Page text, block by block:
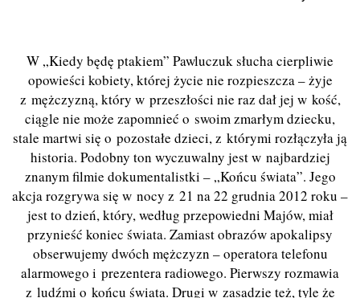
W „Kiedy będę ptakiem” Pawluczuk słucha cierpliwie
opowieści kobiety, której życie nie rozpieszcza – żyje
z mężczyzną, który w przeszłości nie raz dał jej w kość,
ciągle nie może zapomnieć o swoim zmarłym dziecku,
stale martwi się o pozostałe dzieci, z którymi rozłączyła ją
historia. Podobny ton wyczuwalny jest w najbardziej
znanym filmie dokumentalistki – „Końcu świata”. Jego
akcja rozgrywa się w nocy z 21 na 22 grudnia 2012 roku –
jest to dzień, który, według przepowiedni Majów, miał
przynieść koniec świata. Zamiast obrazów apokalipsy
obserwujemy dwóch mężczyzn – operatora telefonu
alarmowego i prezentera radiowego. Pierwszy rozmawia
z ludźmi o końcu świata. Drugi w zasadzie też, tyle że